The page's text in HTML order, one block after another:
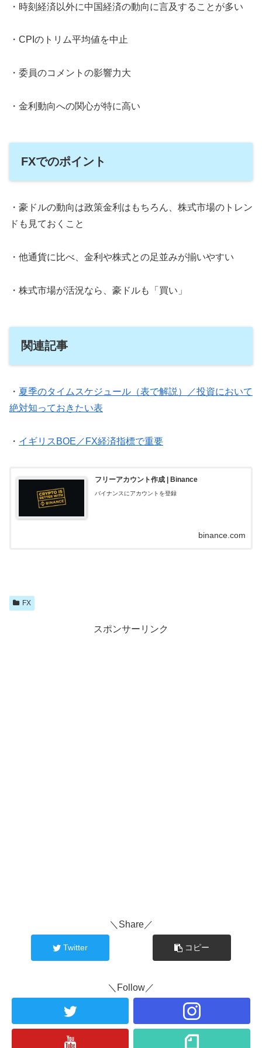
・時刻経済以外に中国経済の動向に言及することが多い
・CPIのトリム平均値を中止
・委員のコメントの影響力大
・金利動向への関心が特に高い
FXでのポイント
・豪ドルの動向は政策金利はもちろん、株式市場のトレン
ドも見ておくこと
・他通貨に比べ、金利や株式との足並みが揃いやすい
・株式市場が活況なら、豪ドルも「買い」
関連記事
・ 夏季のタイムスケジュール（表で解説）／投資において
絶対知っておきたい表
・ イギリスBOE／FX経済指標で重要
フリーアカウント作成 | Binance
バイナンスにアカウントを登録
binance.com
FX
スポンサーリンク
＼Share／
Twitter コピー
＼Follow／